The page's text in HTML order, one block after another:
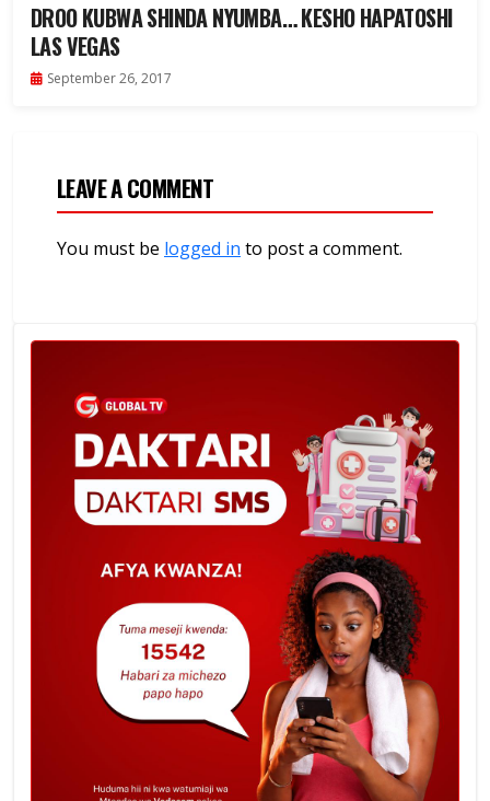
DROO KUBWA SHINDA NYUMBA… KESHO HAPATOSHI
LAS VEGAS
September 26, 2017
LEAVE A COMMENT
You must be logged in to post a comment.